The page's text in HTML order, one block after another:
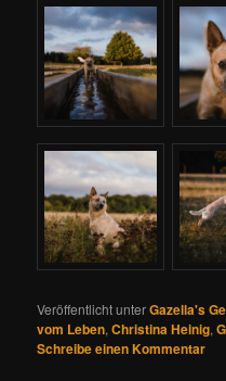
Veröffentlicht unterGazella's
vom Leben,Christina Heinig,
Schreibe einen Kommentar